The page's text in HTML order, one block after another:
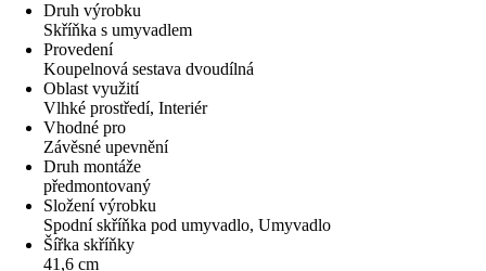
Druh výrobku
Skříňka s umyvadlem
Provedení
Koupelnová sestava dvoudílná
Oblast využití
Vlhké prostředí, Interiér
Vhodné pro
Závěsné upevnění
Druh montáže
předmontovaný
Složení výrobku
Spodní skříňka pod umyvadlo, Umyvadlo
Šířka skříňky
41,6 cm